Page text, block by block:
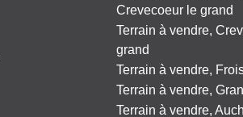
Crevecoeur le grand
Terrain à vendre,
grand
Terrain à vendre,
Terrain à vendre,
Terrain à vendre,